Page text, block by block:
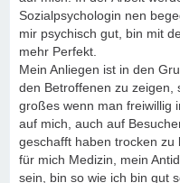
Sozialpsychologin nen
mir psychisch gut, bin mit
mehr Perfekt.
Mein Anliegen ist in den
den Betroffenen zu zeigen,
großes wenn man freiwillig
auf mich, auch auf
geschafft haben trocken zu
für mich Medizin, mein
sein, bin so wie ich bin gut